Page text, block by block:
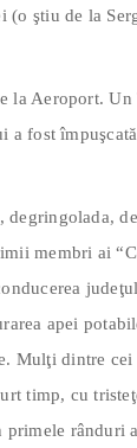
ştiu de la
la Aeroport.
a fost
membri ai
apei
dintre cei
timp, cu
rânduri